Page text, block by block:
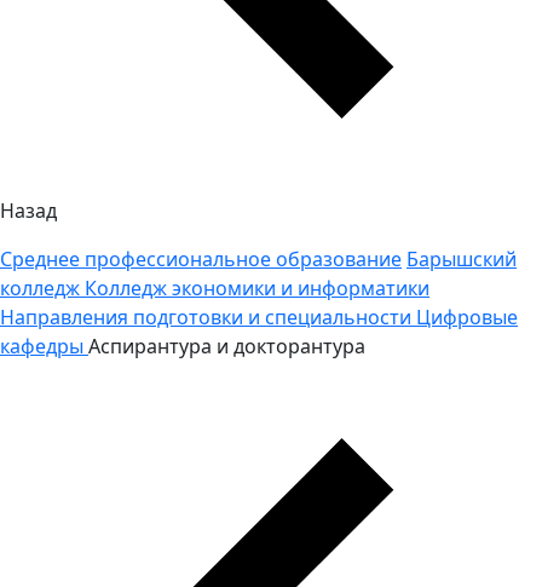
Назад
Среднее профессиональное образование Барышский
колледж Колледж экономики и информатики
Направления подготовки и специальности Цифровые
кафедры Аспирантура и докторантура